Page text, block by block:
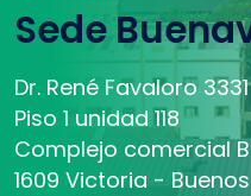
Sede
Dr. René Favaloro 3331
Piso 1 unidad 118
Complejo comercial
1609 Victoria -